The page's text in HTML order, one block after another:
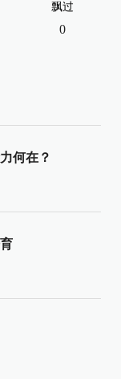
飘过
0
何在？